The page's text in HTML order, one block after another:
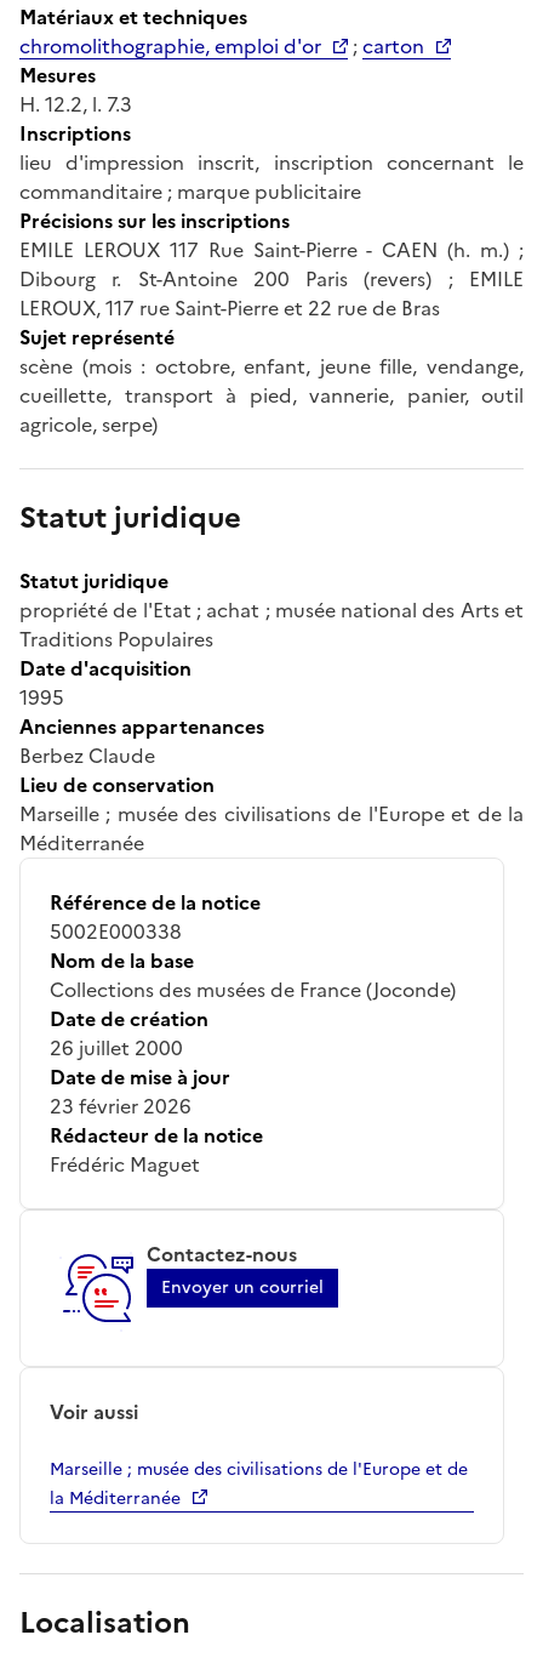
Matériaux et techniques
chromolithographie, emploi d'or
;carton
Mesures
H. 12.2, l. 7.3
Inscriptions
lieu d'impression inscrit, inscription concernant le
commanditaire ; marque publicitaire
Précisions sur les inscriptions
EMILE LEROUX 117 Rue Saint-Pierre - CAEN (h. m.) ;
Dibourg r. St-Antoine 200 Paris (revers) ; EMILE
LEROUX, 117 rue Saint-Pierre et 22 rue de Bras
Sujet représenté
scène (mois : octobre, enfant, jeune fille, vendange,
cueillette, transport à pied, vannerie, panier, outil
agricole, serpe)
Statut juridique
Statut juridique
propriété de l'Etat ; achat ; musée national des Arts et
Traditions Populaires
Date d'acquisition
1995
Anciennes appartenances
Berbez Claude
Lieu de conservation
Marseille ; musée des civilisations de l'Europe et de la
Méditerranée
Référence de la notice
5002E000338
Nom de la base
Collections des musées de France (Joconde)
Date de création
26 juillet 2000
Date de mise à jour
23 février 2026
Rédacteur de la notice
Frédéric Maguet
Contactez-nous
Envoyer un courriel
Voir aussi
Marseille ; musée des civilisations de l'Europe et de
la Méditerranée
Localisation